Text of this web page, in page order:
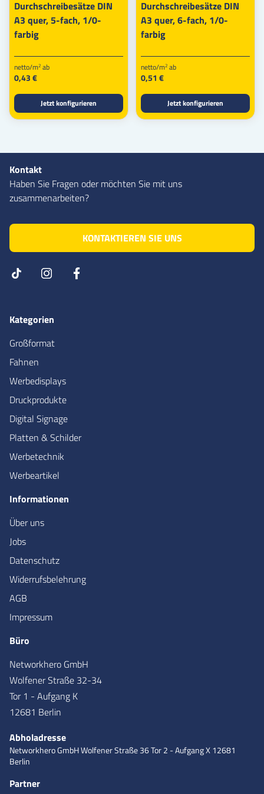
Durchschreibesätze DIN
A3 quer, 5-fach, 1/0-
farbig
netto/m2 ab
0,43 €
Jetzt konfigurieren
Durchschreibesätze DIN
A3 quer, 6-fach, 1/0-
farbig
netto/m2 ab
0,51 €
Jetzt konfigurieren
Kontakt
Haben Sie Fragen oder möchten Sie mit uns
zusammenarbeiten?
KONTAKTIEREN SIE UNS
Kategorien
Großformat
Fahnen
Werbedisplays
Druckprodukte
Digital Signage
Platten & Schilder
Werbetechnik
Werbeartikel
Informationen
Über uns
Jobs
Datenschutz
Widerrufsbelehrung
AGB
Impressum
Büro
Networkhero GmbH
Wolfener Straße 32-34
Tor 1 - Aufgang K
12681 Berlin
Abholadresse
Networkhero GmbHWolfener Straße 36Tor 2 - Aufgang X12681
Berlin
Partner